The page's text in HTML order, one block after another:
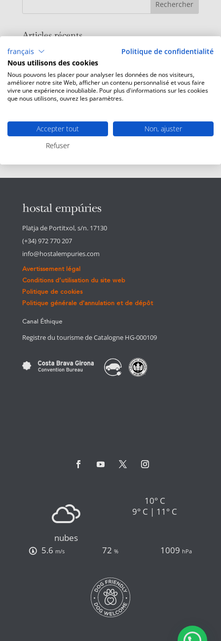
Articles récents
Concerts d’été à le bar de plage
Profitez de notre Bar de Plage
Évasion à l’Hostal
Promo Spa Printemps
Commentaires récents
Platja de Portitxol, s/n. 17130
(+34) 972 770 207
info@hostalempuries.com
Avertissement légal
Conditions d’utilisation du site web
Politique de cookies
Politique générale d'annulation et de dépôt
Canal Éthique
Registre du tourisme de Catalogne HG-000109
nubes
10° C
9° C | 11° C
5.6 m/s 72% 1009 hPa
français
Politique de confidentialité
Nous utilisons des cookies
Nous pouvons les placer pour analyser les données de nos visiteurs,
améliorer notre site Web, afficher un contenu personnalisé et vous faire
vivre une expérience inoubliable. Pour plus d'informations sur les cookies
que nous utilisons, ouvrez les paramètres.
Accepter tout
Non, ajuster
Refuser